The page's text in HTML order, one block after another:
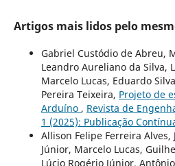
Artigos mais lidos pelo
Gabriel Custódio de Abreu,
Leandro Aureliano da Silva,
Marcelo Lucas, Eduardo
Pereira Teixeira, Projeto de
Arduíno , Revista de
1 (2025): Publicação
Allison Felipe Ferreira Alves,
Júnior, Marcelo Lucas,
Lúcio Rogério Júnior,